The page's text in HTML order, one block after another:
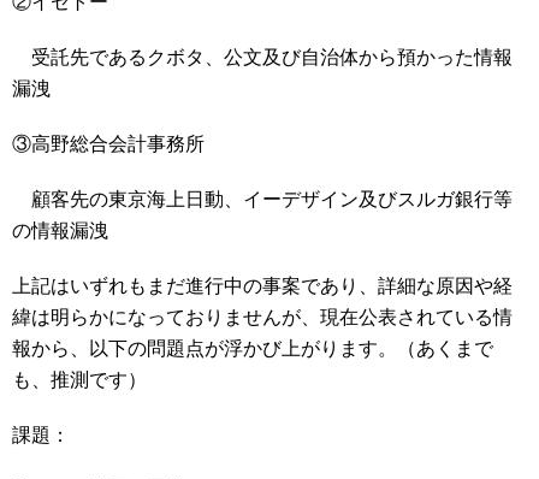
受託先であるクボタ、公文及び自治体から預かった情報
漏洩
③高野総合会計事務所
顧客先の東京海上日動、イーデザイン及びスルガ銀行等
の情報漏洩
上記はいずれもまだ進行中の事案であり、詳細な原因や経
緯は明らかになっておりませんが、現在公表されている情
報から、以下の問題点が浮かび上がります。（あくまで
も、推測です）
課題：